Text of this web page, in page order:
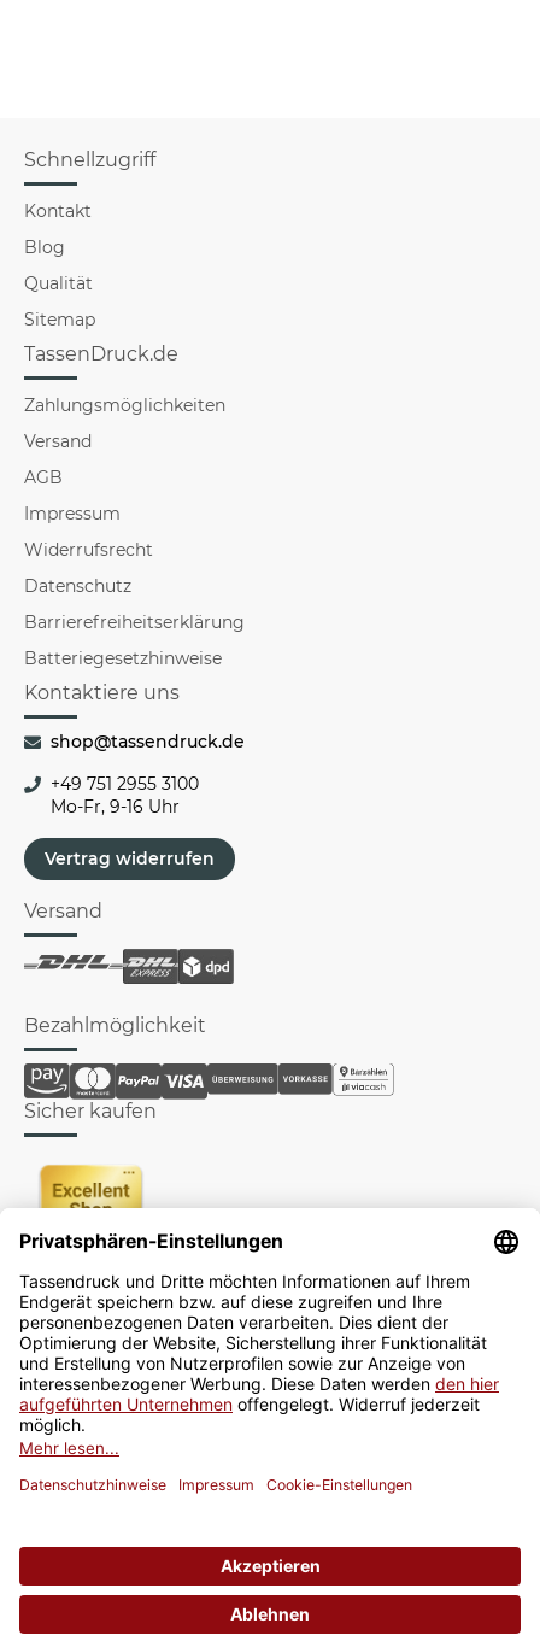
Schnellzugriff
Kontakt
Blog
Qualität
Sitemap
TassenDruck.de
Zahlungsmöglichkeiten
Versand
AGB
Impressum
Widerrufsrecht
Datenschutz
Barrierefreiheitserklärung
Batteriegesetzhinweise
Kontaktiere uns
shop@tassendruck.de
+49 751 2955 3100
Mo-Fr, 9-16 Uhr
Vertrag widerrufen
Versand
Bezahlmöglichkeit
Sicher kaufen
Newsletter